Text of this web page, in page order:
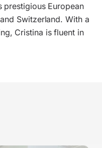
European
Switzerland. With a
Cristina is fluent in